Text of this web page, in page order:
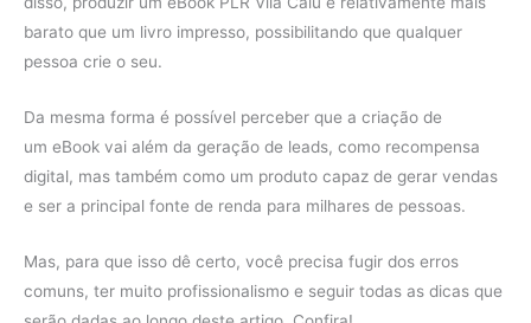
barato que um livro impresso, possibilitando que qualquer
pessoa crie o seu.
Da mesma forma é possível perceber que a criação de
um eBook vai além da geração de leads, como recompensa
digital, mas também como um produto capaz de gerar vendas
e ser a principal fonte de renda para milhares de pessoas.
Mas, para que isso dê certo, você precisa fugir dos erros
comuns, ter muito profissionalismo e seguir todas as dicas que